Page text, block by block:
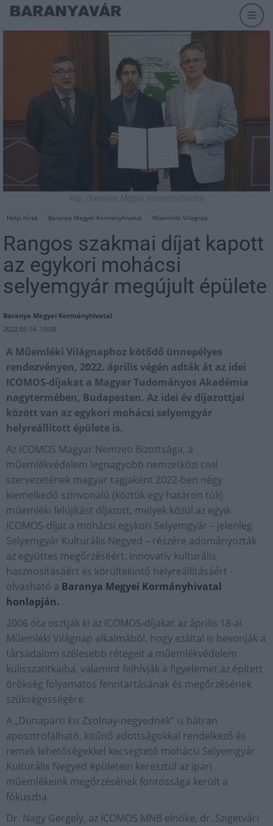
Kép: Baranya Megyei Kormányhivatal
Helyi hírek Baranya Megyei Kormányhivatal Műemléki Világnap
Rangos szakmai díjat kapott
az egykori mohácsi
selyemgyár megújult épülete
Baranya Megyei Kormányhivatal
2022.05.14. 10:00
A Műemléki Világnaphoz kötődő ünnepélyes
rendezvényen, 2022. április végén adták át az idei
ICOMOS-díjakat a Magyar Tudományos Akadémia
nagytermében, Budapesten. Az idei év díjazottjai
között van az egykori mohácsi selyemgyár
helyreállított épülete is.
Az ICOMOS Magyar Nemzeti Bizottsága, a
műemlékvédelem legnagyobb nemzetközi civil
szervezetének magyar tagjaként 2022-ben négy
kiemelkedő színvonalú (köztük egy határon túli)
műemléki felújítást díjazott, melyek közül az egyik
ICOMOS-díjat a mohácsi egykori Selyemgyár – jelenleg
Selyemgyár Kulturális Negyed – részére adományozták
az együttes megőrzéséért, innovatív kulturális
hasznosításáért és körültekintő helyreállításáért -
olvasható a Baranya Megyei Kormányhivatal
honlapján.
2006 óta osztják ki az ICOMOS-díjakat az április 18-ai
Műemléki Világnap alkalmából, hogy ezáltal is bevonják a
társadalom szélesebb rétegeit a műemlékvédelem
kulisszatitkaiba, valamint felhívják a figyelemet az épített
örökség folyamatos fenntartásának és megőrzésének
szükségességére.
A „Dunaparti kis Zsolnay-negyednek” is bátran
aposztrofálható, kitűnő adottságokkal rendelkező és
remek lehetőségekkel kecsegtető mohácsi Selyemgyár
Kulturális Negyed épületein keresztül az ipari
műemlékeink megőrzésének fontossága került a
fókuszba.
Dr. Nagy Gergely, az ICOMOS MNB elnöke, dr. Szigetvári